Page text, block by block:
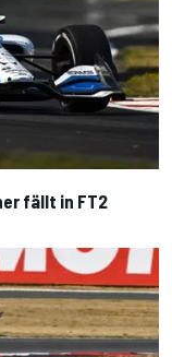
fällt in FT2